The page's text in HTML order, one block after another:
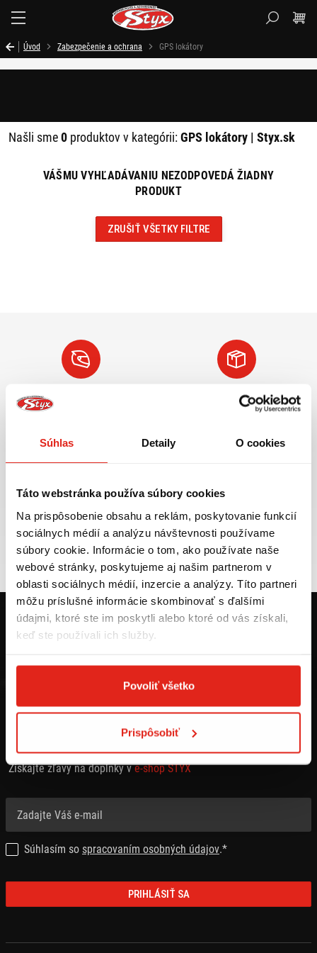
Súhlas Detaily O cookies
Táto webstránka používa súbory cookies
Na prispôsobenie obsahu a reklám, poskytovanie funkcií
sociálnych médií a analýzu návštevnosti používame
súbory cookie. Informácie o tom, ako používate naše
webové stránky, poskytujeme aj našim partnerom v
oblasti sociálnych médií, inzercie a analýzy. Títo partneri
môžu príslušné informácie skombinovať s ďalšími
údajmi, ktoré ste im poskytli alebo ktoré od vás získali,
keď ste používali ich služby.
Povoliť všetko
Prispôsobiť
Úvod Zabezpečenie a ochrana GPS lokátory
Našli sme0 produktov v kategórii:GPS lokátory | Styx.sk
VÁŠMU VYHĽADÁVANIU NEZODPOVEDÁ ŽIADNY
PRODUKT
ZRUŠIŤ VŠETKY FILTRE
Najväčší výber moto
príslušenstva ihneď k
VIAC INFO
Doprava ZADARMO pre
objednávky nad 50€ v rámci
VIAC INFO
Tovar NA SKLADE
expedujeme do 24 hod.
Výmena veľkosti
ZADARMO do 30 dní
PRIHLÁSTE SA NA ODBER NEWSLETTRA
Získajte zľavy na doplnky ve-shop STYX
Súhlasím so spracovaním osobných údajov.*
PRIHLÁSIŤ SA